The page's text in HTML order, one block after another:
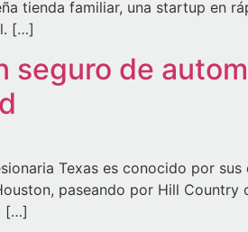
tienda familiar, una startup en
[…]
seguro de
Texas es conocido por
paseando por Hill
[…]